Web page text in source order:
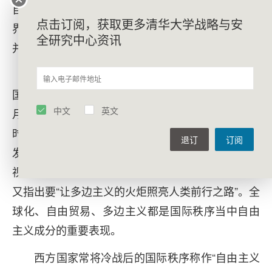
自由主义国际秩序观推动了以联合国人权公约、世
界贸易组织为代表的一大批现代国际制度的形成，
并极大地推动了全球化的发展。
过去40年，中国是全球化的获益者，因此也是
国际秩序当中自由主义成分的获益者。2017年1
月，中国国家主席习近平在世界经济论坛发表讲话
时提出，“要适应和引导好经济全球化”“要坚定不移
发展全球自由贸易和投资”；2021年1月，习近平以
视频方式出席世界经济论坛“达沃斯议程”对话会时，
又指出要“让多边主义的火炬照亮人类前行之路”。全
球化、自由贸易、多边主义都是国际秩序当中自由
主义成分的重要表现。
西方国家常将冷战后的国际秩序称作“自由主义
点击订阅，获取更多清华大学战略与安
全研究中心资讯
中文 英文
订阅
退订